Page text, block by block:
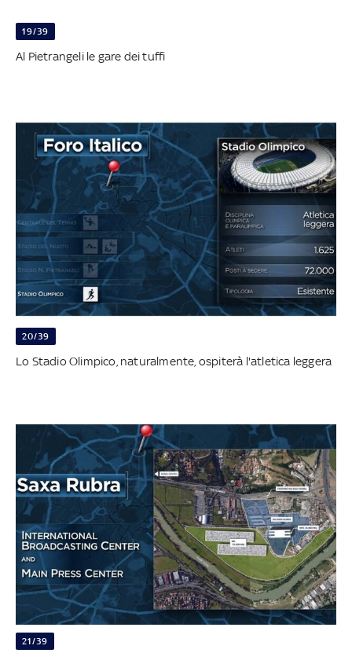
19/39
Al Pietrangeli le gare dei tuffi
20/39
Lo Stadio Olimpico, naturalmente, ospiterà l'atletica leggera
21/39